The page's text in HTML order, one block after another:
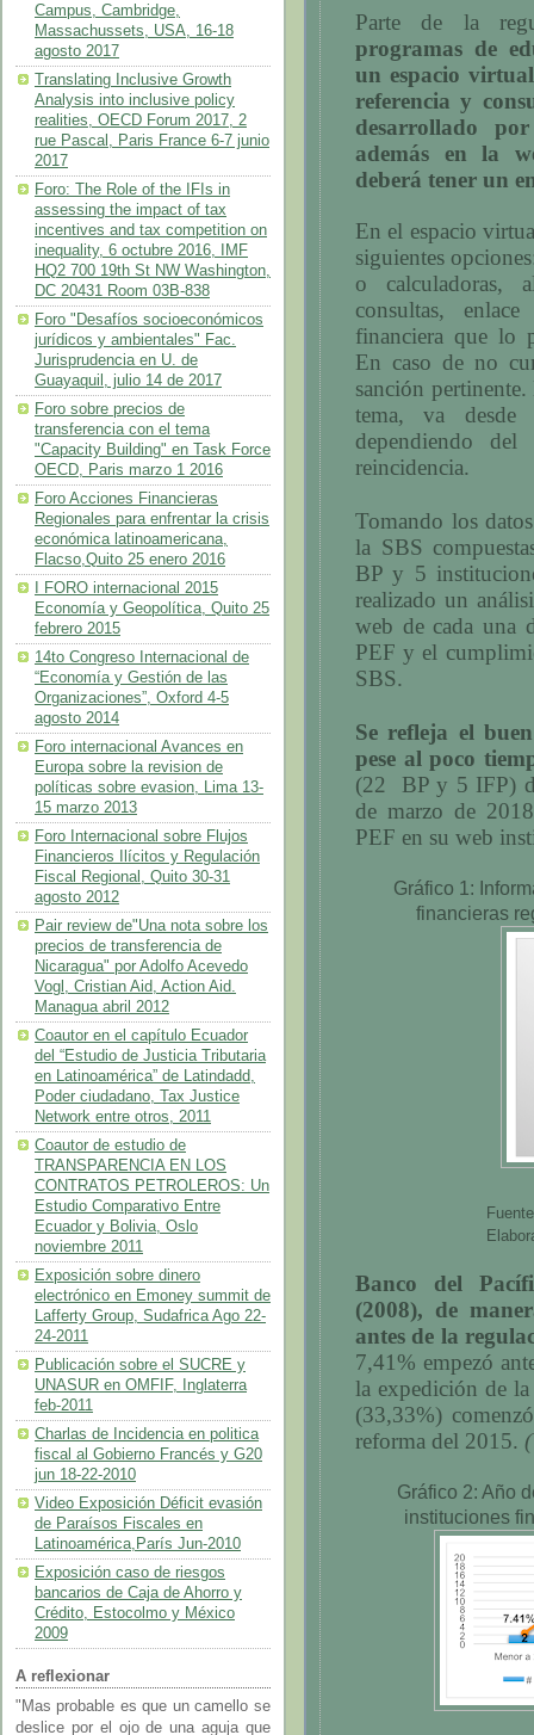
Campus, Cambridge,
Massachussets, USA, 16-18
agosto 2017
Translating Inclusive Growth
Analysis into inclusive policy
realities, OECD Forum 2017, 2
rue Pascal, Paris France 6-7 junio
2017
Foro: The Role of the IFIs in
assessing the impact of tax
incentives and tax competition on
inequality, 6 octubre 2016, IMF
HQ2 700 19th St NW Washington,
DC 20431 Room 03B-838
Foro "Desafíos socioeconómicos
jurídicos y ambientales" Fac.
Jurisprudencia en U. de
Guayaquil, julio 14 de 2017
Foro sobre precios de
transferencia con el tema
"Capacity Building" en Task Force
OECD, Paris marzo 1 2016
Foro Acciones Financieras
Regionales para enfrentar la crisis
económica latinoamericana,
Flacso,Quito 25 enero 2016
I FORO internacional 2015
Economía y Geopolítica, Quito 25
febrero 2015
14to Congreso Internacional de
“Economía y Gestión de las
Organizaciones”, Oxford 4-5
agosto 2014
Foro internacional Avances en
Europa sobre la revision de
políticas sobre evasion, Lima 13-
15 marzo 2013
Foro Internacional sobre Flujos
Financieros Ilícitos y Regulación
Fiscal Regional, Quito 30-31
agosto 2012
Pair review de"Una nota sobre los
precios de transferencia de
Nicaragua" por Adolfo Acevedo
Vogl, Cristian Aid, Action Aid.
Managua abril 2012
Coautor en el capítulo Ecuador
del “Estudio de Justicia Tributaria
en Latinoamérica” de Latindadd,
Poder ciudadano, Tax Justice
Network entre otros, 2011
Coautor de estudio de
TRANSPARENCIA EN LOS
CONTRATOS PETROLEROS: Un
Estudio Comparativo Entre
Ecuador y Bolivia, Oslo
noviembre 2011
Exposición sobre dinero
electrónico en Emoney summit de
Lafferty Group, Sudafrica Ago 22-
24-2011
Publicación sobre el SUCRE y
UNASUR en OMFIF, Inglaterra
feb-2011
Charlas de Incidencia en politica
fiscal al Gobierno Francés y G20
jun 18-22-2010
Video Exposición Déficit evasión
de Paraísos Fiscales en
Latinoamérica,París Jun-2010
Exposición caso de riesgos
bancarios de Caja de Ahorro y
Crédito, Estocolmo y México
2009
A reflexionar
"Mas probable es que un camello se
deslice por el ojo de una aguja que
Parte de la
programas de
un espacio virtual
referencia y
desarrollado
además en la
deberá tener un
En el espacio
siguientes
o calculadoras,
consultas,
financiera que lo
En caso de no
sanción
tema, va
dependiendo
reincidencia.
Tomando los
la SBS
BP y 5
realizado un
web de cada una
PEF y el
SBS.
Se refleja el
pese al poco
(22
BP y 5 IFP)
de marzo de
PEF en su web
Gráfico 1 :
financieras
Banco del
(2008), de
antes de la
7,41% empezó
la expedición de
(33,33%)
reforma del 2015.
Gráfico 2: Año
instituciones